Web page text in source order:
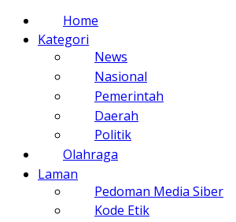
Home
Kategori
News
Nasional
Pemerintah
Daerah
Politik
Olahraga
Laman
Pedoman Media Siber
Kode Etik